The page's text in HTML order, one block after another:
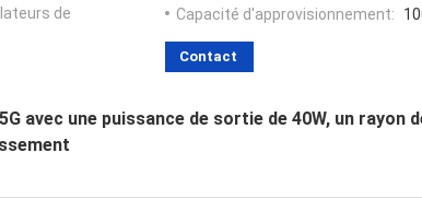
de
Capacité d'approvisionnement:
Contact
avec une puissance de sortie de 40W, un rayon